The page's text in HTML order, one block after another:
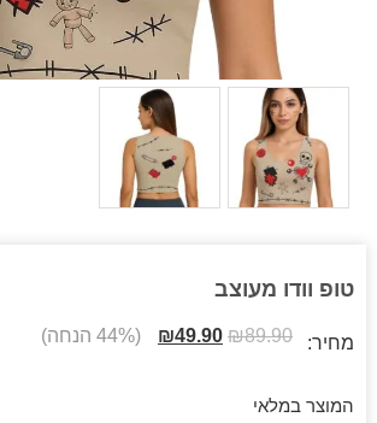
טופ וודו מעוצב
מחיר: ₪89.90
₪49.90 (44% הנחה)
המוצר במלאי